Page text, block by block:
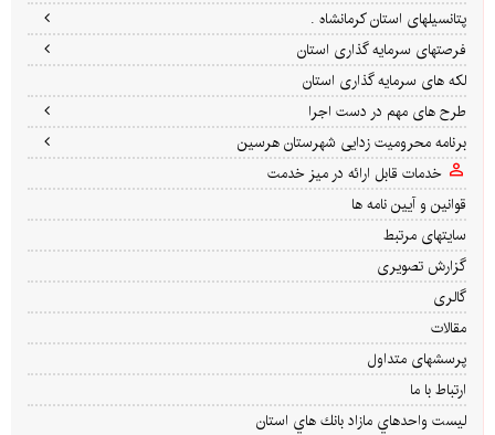
پتانسیلهای استان کرمانشاه .
فرصتهای سرمایه گذاری استان
لکه های سرمایه گذاری استان
طرح های مهم در دست اجرا
برنامه محرومیت زدایی شهرستان هرسین
خدمات قابل ارائه در میز خدمت
قوانین و آیین نامه ها
سایتهای مرتبط
گزارش تصویری
گالری
مقالات
پرسشهای متداول
ارتباط با ما
ليست واحدهاي مازاد بانك هاي استان